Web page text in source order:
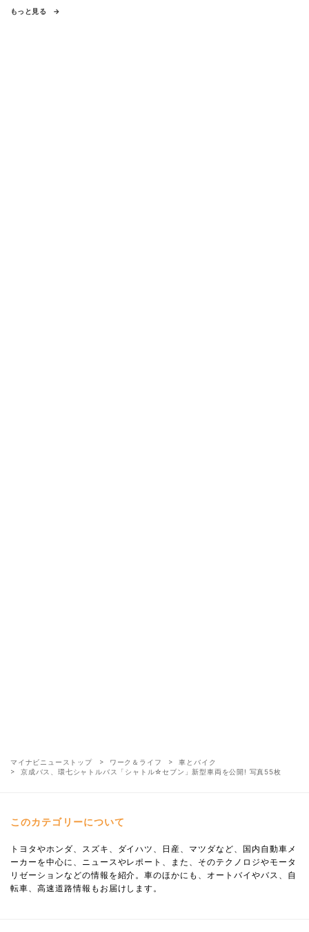
もっと見る
マイナビニューストップ ワーク＆ライフ
車とバイク
京成バス、環七シャトルバス「シャトル☆セブン」新型車両を公開! 写真55枚
このカテゴリーについて
トヨタやホンダ、スズキ、ダイハツ、日産、マツダなど、国内自動車メ
ーカーを中心に、ニュースやレポート、また、そのテクノロジやモータ
リゼーションなどの情報を紹介。車のほかにも、オートバイやバス、自
転車、高速道路情報もお届けします。